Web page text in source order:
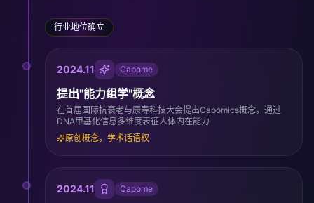
行业地位确立
2024.11 Capome
提出"能力组学"概念
在首届国际抗衰老与康寿科技大会提出Capomics概念，通过
DNA甲基化信息多维度表征人体内在能力
原创概念，学术话语权
2024.11 Capome